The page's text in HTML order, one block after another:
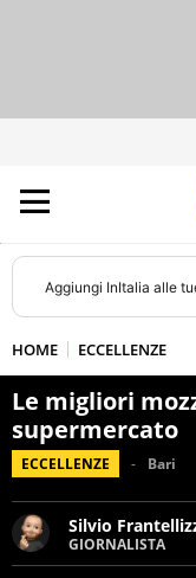
Aggiungi InItalia alle
HOME ECCELLENZE
Le migliori
supermercato
ECCELLENZE Bari
Silvio
GIORNALISTA
Giornalista